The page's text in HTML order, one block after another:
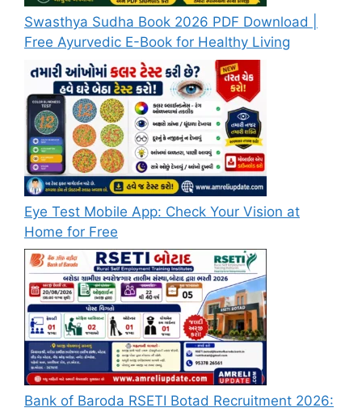
Swasthya Sudha Book 2026 PDF Download |
Free Ayurvedic E-Book for Healthy Living
Eye Test Mobile App: Check Your Vision at
Home for Free
Bank of Baroda RSETI Botad Recruitment 2026: